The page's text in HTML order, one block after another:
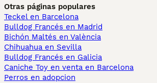
Otras páginas populares
Teckel en Barcelona
Bulldog Francés en Madrid
Bichón Maltés en València
Chihuahua en Sevilla
Bulldog Francés en Galicia
Caniche Toy en venta en Barcelona
Perros en adopcion